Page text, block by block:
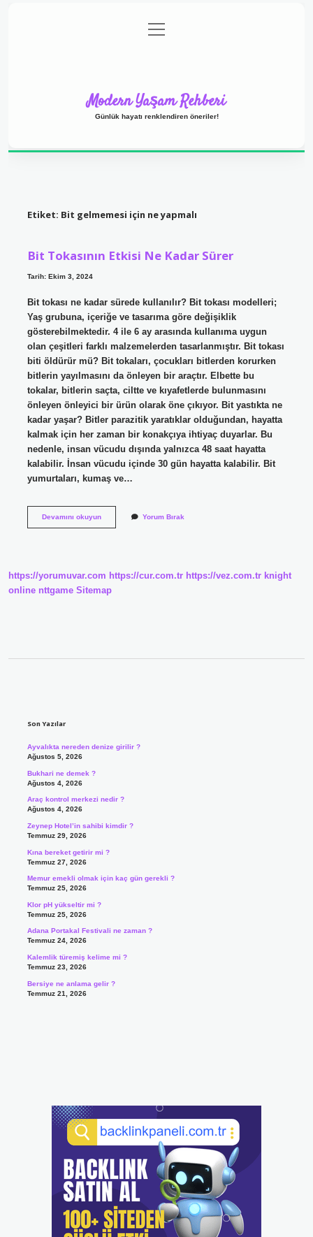
Gizlilik Politikası
menüyü
aç
Modern Yaşam Rehberi
Günlük hayatı renklendiren öneriler!
Etiket: Bit gelmemesi için ne yapmalı
Bit Tokasının Etkisi Ne Kadar Sürer
Tarih: Ekim 3, 2024
Bit tokası ne kadar sürede kullanılır? Bit tokası modelleri;
Yaş grubuna, içeriğe ve tasarıma göre değişiklik
gösterebilmektedir. 4 ile 6 ay arasında kullanıma uygun
olan çeşitleri farklı malzemelerden tasarlanmıştır. Bit tokası
biti öldürür mü? Bit tokaları, çocukları bitlerden korurken
bitlerin yayılmasını da önleyen bir araçtır. Elbette bu
tokalar, bitlerin saçta, ciltte ve kıyafetlerde bulunmasını
önleyen önleyici bir ürün olarak öne çıkıyor. Bit yastıkta ne
kadar yaşar? Bitler parazitik yaratıklar olduğundan, hayatta
kalmak için her zaman bir konakçıya ihtiyaç duyarlar. Bu
nedenle, insan vücudu dışında yalnızca 48 saat hayatta
kalabilir. İnsan vücudu içinde 30 gün hayatta kalabilir. Bit
yumurtaları, kumaş ve…
Devamını okuyunBit
Yorum Bırak
https://yorumuvar.com https://cur.com.tr https://vez.com.tr knight
online nttgame Sitemap
Son Yazılar
Ayvalıkta nereden denize girilir ?
Ağustos 5, 2026
Bukhari ne demek ?
Ağustos 4, 2026
Araç kontrol merkezi nedir ?
Ağustos 4, 2026
Zeynep Hotel’in sahibi kimdir ?
Temmuz 29, 2026
Kına bereket getirir mi ?
Temmuz 27, 2026
Memur emekli olmak için kaç gün gerekli ?
Temmuz 25, 2026
Klor pH yükseltir mi ?
Temmuz 25, 2026
Adana Portakal Festivali ne zaman ?
Temmuz 24, 2026
Kalemlik türemiş kelime mi ?
Temmuz 23, 2026
Bersiye ne anlama gelir ?
Temmuz 21, 2026